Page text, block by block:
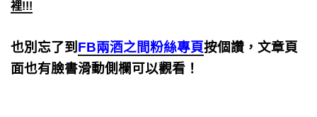
裡!!!
也別忘了到FB兩酒之間粉絲專頁按個讚，文章頁
面也有臉書滑動側欄可以觀看！